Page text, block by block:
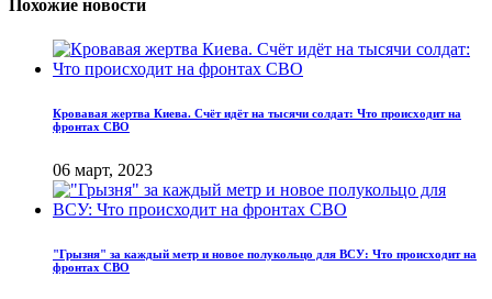
Похожие новости
Кровавая жертва Киева. Счёт идёт на тысячи солдат: Что происходит на
фронтах СВО
06 март, 2023
"Грызня" за каждый метр и новое полукольцо для ВСУ: Что происходит на
фронтах СВО